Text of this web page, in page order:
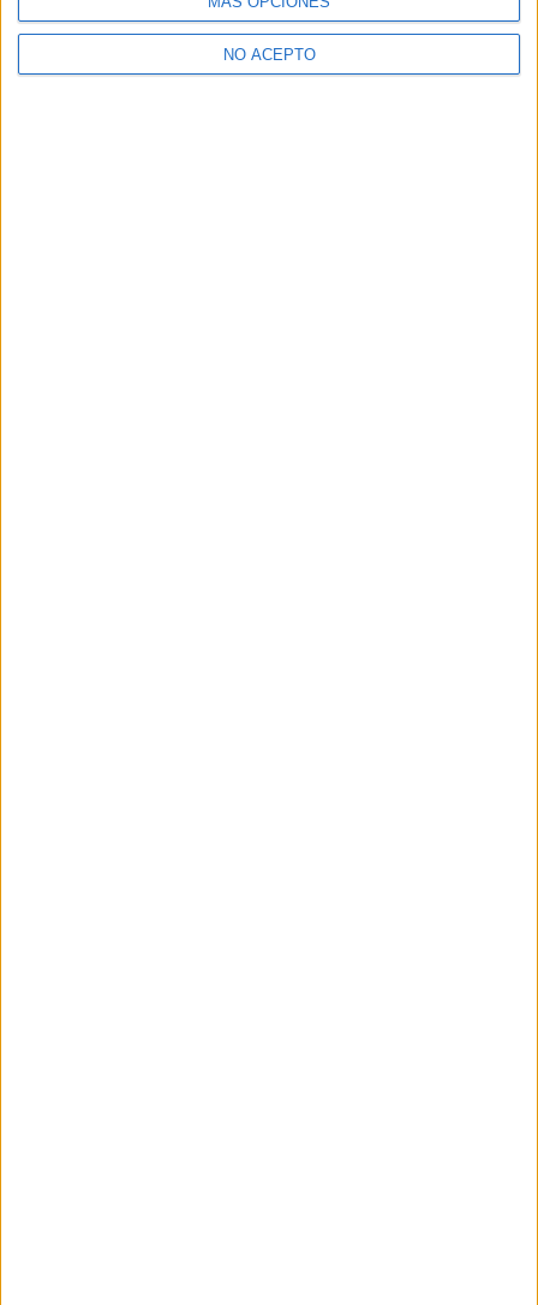
NO ACEPTO